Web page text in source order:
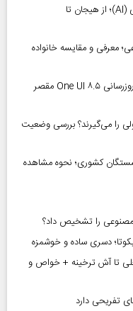
رشد خیره‌کننده بازار توکن‌های هوش مصنوعی (AI)؛ از هیجان تا
معرفی و مقایسه خانواده
بحران باتری در گوشی‌های سامسونگ؛ آیا به‌روزرسانی One UI ۸.۵ مقصر
را می‌گیرند؟ بررسی وضعیت
تومانی بازنشستگان کشوری؛ نحوه مشاهده
را تشخیص داد؟
دسری ساده و خوشمزه
تا آش ترخینه + خواص و
تفریحی دارد